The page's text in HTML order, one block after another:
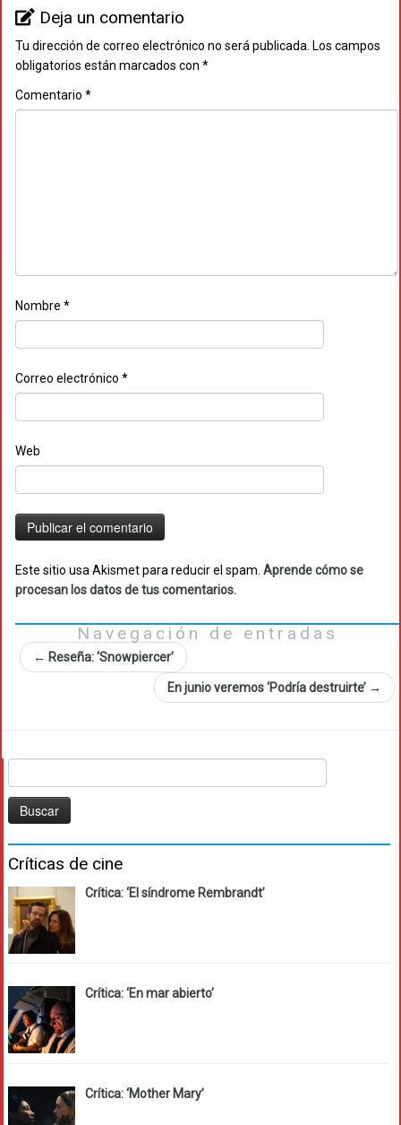
Deja un comentario
Tu dirección de correo electrónico no será publicada. Los campos
obligatorios están marcados con *
Comentario *
Nombre *
Correo electrónico *
Web
Este sitio usa Akismet para reducir el spam. Aprende cómo se
procesan los datos de tus comentarios.
Navegación de entradas
← Reseña: ‘Snowpiercer’
En junio veremos ‘Podría destruirte’ →
Críticas de cine
Crítica: ‘El síndrome Rembrandt’
Crítica: ‘En mar abierto’
Crítica: ‘Mother Mary’